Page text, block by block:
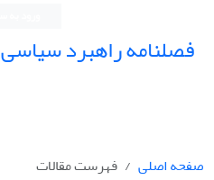
فصلنامه راهبرد سیاسی
صفحه اصلی
فهرست مقالات